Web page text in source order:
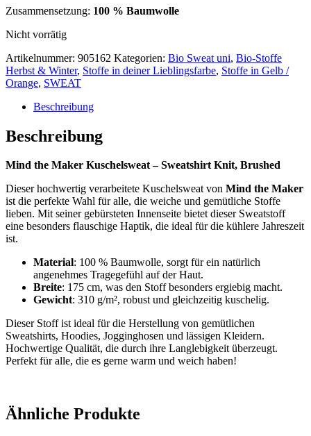
Zusammensetzung: 100 % Baumwolle
Nicht vorrätig
Artikelnummer: 905162 Kategorien: Bio Sweat uni, Bio-Stoffe
Herbst & Winter, Stoffe in deiner Lieblingsfarbe, Stoffe in Gelb /
Orange, SWEAT
Beschreibung
Beschreibung
Mind the Maker Kuschelsweat – Sweatshirt Knit, Brushed
Dieser hochwertig verarbeitete Kuschelsweat von Mind the Maker
ist die perfekte Wahl für alle, die weiche und gemütliche Stoffe
lieben. Mit seiner gebürsteten Innenseite bietet dieser Sweatstoff
eine besonders flauschige Haptik, die ideal für die kühlere Jahreszeit
ist.
Material: 100 % Baumwolle, sorgt für ein natürlich
angenehmes Tragegefühl auf der Haut.
Breite: 175 cm, was den Stoff besonders ergiebig macht.
Gewicht: 310 g/m², robust und gleichzeitig kuschelig.
Dieser Stoff ist ideal für die Herstellung von gemütlichen
Sweatshirts, Hoodies, Jogginghosen und lässigen Kleidern.
Hochwertige Qualität, die durch ihre Langlebigkeit überzeugt.
Perfekt für alle, die es gerne warm und weich haben!
Ähnliche Produkte